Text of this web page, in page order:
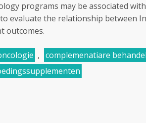
programs may be associated
evaluate the relationship between
outcomes.
, complemenatiare